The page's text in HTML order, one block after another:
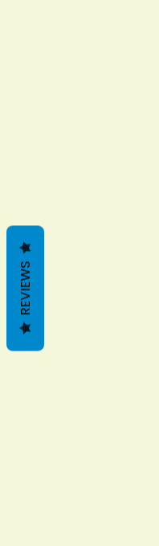
REVIEWS